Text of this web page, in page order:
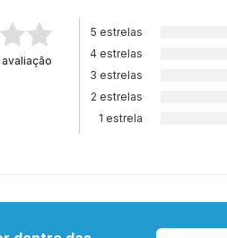
5 estrelas
4 estrelas
3 estrelas
2 estrelas
1 estrela